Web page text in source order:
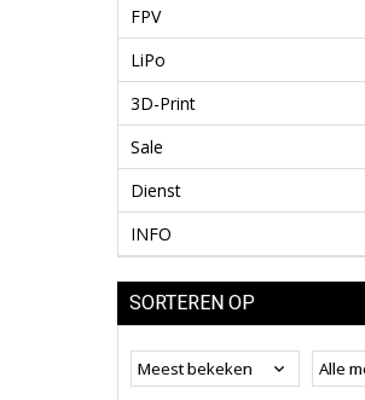
FPV
LiPo
3D-Print
Sale
Dienst
INFO
SORTEREN OP